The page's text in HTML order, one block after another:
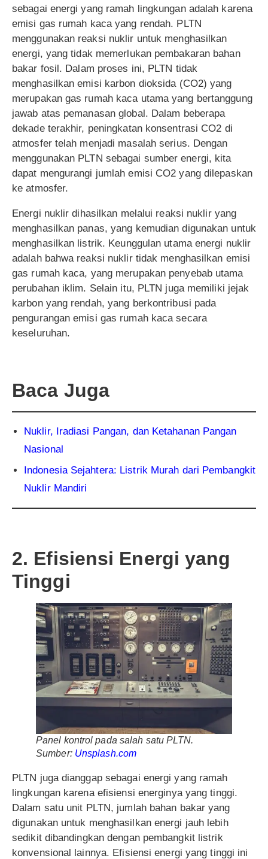
sebagai energi yang ramah lingkungan adalah karena
emisi gas rumah kaca yang rendah. PLTN
menggunakan reaksi nuklir untuk menghasilkan
energi, yang tidak memerlukan pembakaran bahan
bakar fosil. Dalam proses ini, PLTN tidak
menghasilkan emisi karbon dioksida (CO2) yang
merupakan gas rumah kaca utama yang bertanggung
jawab atas pemanasan global. Dalam beberapa
dekade terakhir, peningkatan konsentrasi CO2 di
atmosfer telah menjadi masalah serius. Dengan
menggunakan PLTN sebagai sumber energi, kita
dapat mengurangi jumlah emisi CO2 yang dilepaskan
ke atmosfer.
Energi nuklir dihasilkan melalui reaksi nuklir yang
menghasilkan panas, yang kemudian digunakan untuk
menghasilkan listrik. Keunggulan utama energi nuklir
adalah bahwa reaksi nuklir tidak menghasilkan emisi
gas rumah kaca, yang merupakan penyebab utama
perubahan iklim. Selain itu, PLTN juga memiliki jejak
karbon yang rendah, yang berkontribusi pada
pengurangan emisi gas rumah kaca secara
keseluruhan.
Baca Juga
Nuklir, Iradiasi Pangan, dan Ketahanan Pangan
Nasional
Indonesia Sejahtera: Listrik Murah dari Pembangkit
Nuklir Mandiri
2. Efisiensi Energi yang
Tinggi
Panel kontrol pada salah satu PLTN.
Sumber: Unsplash.com
PLTN juga dianggap sebagai energi yang ramah
lingkungan karena efisiensi energinya yang tinggi.
Dalam satu unit PLTN, jumlah bahan bakar yang
digunakan untuk menghasilkan energi jauh lebih
sedikit dibandingkan dengan pembangkit listrik
konvensional lainnya. Efisiensi energi yang tinggi ini